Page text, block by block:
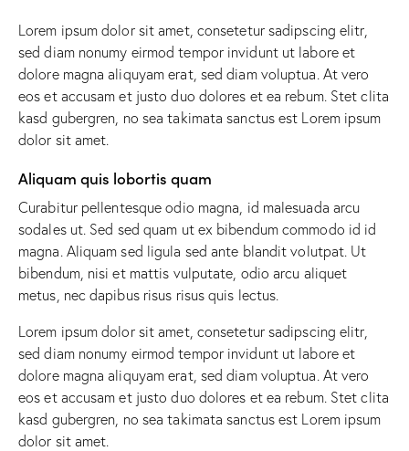
Lorem ipsum dolor sit amet, consetetur sadipscing elitr,
sed diam nonumy eirmod tempor invidunt ut labore et
dolore magna aliquyam erat, sed diam voluptua. At vero
eos et accusam et justo duo dolores et ea rebum. Stet clita
kasd gubergren, no sea takimata sanctus est Lorem ipsum
dolor sit amet.
Aliquam quis lobortis quam
Curabitur pellentesque odio magna, id malesuada arcu
sodales ut. Sed sed quam ut ex bibendum commodo id id
magna. Aliquam sed ligula sed ante blandit volutpat. Ut
bibendum, nisi et mattis vulputate, odio arcu aliquet
metus, nec dapibus risus risus quis lectus.
Lorem ipsum dolor sit amet, consetetur sadipscing elitr,
sed diam nonumy eirmod tempor invidunt ut labore et
dolore magna aliquyam erat, sed diam voluptua. At vero
eos et accusam et justo duo dolores et ea rebum. Stet clita
kasd gubergren, no sea takimata sanctus est Lorem ipsum
dolor sit amet.